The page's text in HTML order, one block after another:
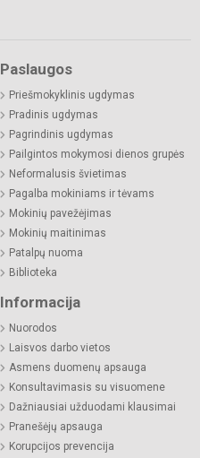
Paslaugos
Priešmokyklinis ugdymas
Pradinis ugdymas
Pagrindinis ugdymas
Pailgintos mokymosi dienos grupės
Neformalusis švietimas
Pagalba mokiniams ir tėvams
Mokinių pavežėjimas
Mokinių maitinimas
Patalpų nuoma
Biblioteka
Informacija
Nuorodos
Laisvos darbo vietos
Asmens duomenų apsauga
Konsultavimasis su visuomene
Dažniausiai užduodami klausimai
Pranešėjų apsauga
Korupcijos prevencija